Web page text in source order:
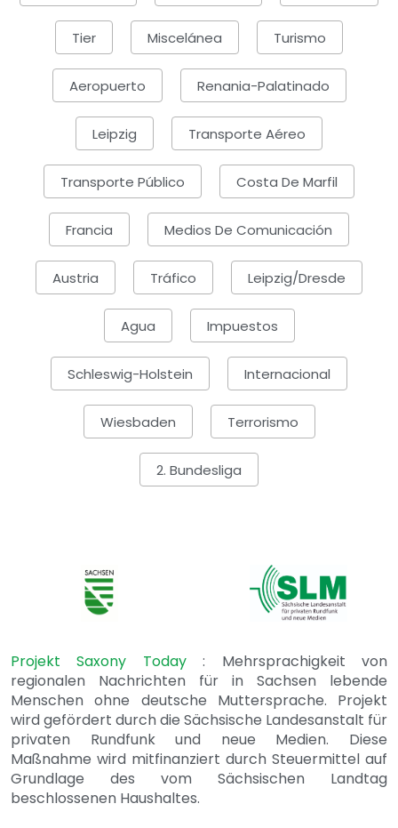
Tier Miscelánea Turismo
Aeropuerto Renania-Palatinado
Leipzig Transporte Aéreo
Transporte Público Costa De Marfil
Francia Medios De Comunicación
Austria Tráfico Leipzig/Dresde
Agua Impuestos
Schleswig-Holstein Internacional
Wiesbaden Terrorismo
2. Bundesliga
Projekt Saxony Today: Mehrsprachigkeit von
regionalen Nachrichten für in Sachsen lebende
Menschen ohne deutsche Muttersprache. Projekt
wird gefördert durch die Sächsische Landesanstalt für
privaten Rundfunk und neue Medien. Diese
Maßnahme wird mitfinanziert durch Steuermittel auf
Grundlage des vom Sächsischen Landtag
beschlossenen Haushaltes.